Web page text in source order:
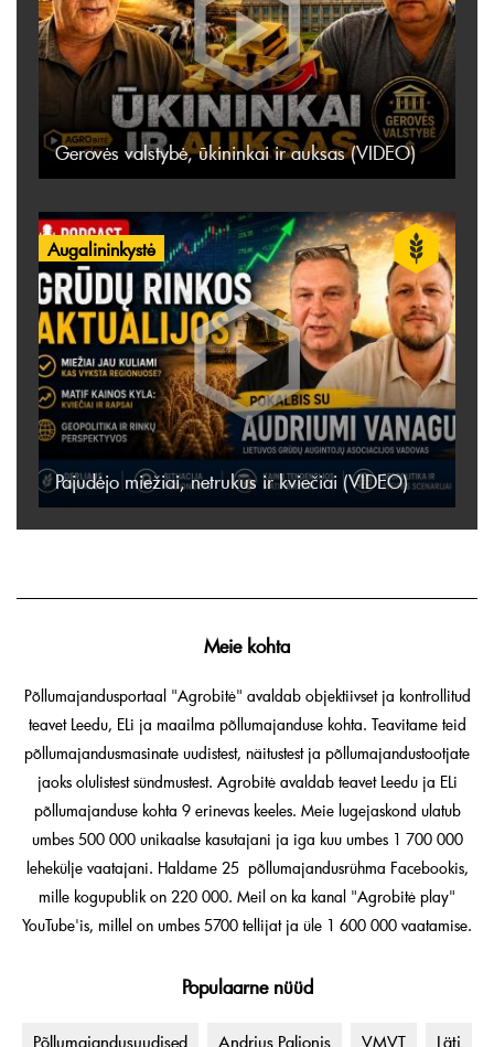
Gerovės valstybė, ūkininkai ir auksas (VIDEO)
Augalininkystė
Pajudėjo miežiai, netrukus ir kviečiai (VIDEO)
Meie kohta
Põllumajandusportaal "Agrobitė" avaldab objektiivset ja kontrollitud
teavet Leedu, ELi ja maailma põllumajanduse kohta. Teavitame teid
põllumajandusmasinate uudistest, näitustest ja põllumajandustootjate
jaoks olulistest sündmustest. Agrobitė avaldab teavet Leedu ja ELi
põllumajanduse kohta 9 erinevas keeles. Meie lugejaskond ulatub
umbes 500 000 unikaalse kasutajani ja iga kuu umbes 1 700 000
lehekülje vaatajani. Haldame 25 põllumajandusrühma Facebookis,
mille kogupublik on 220 000. Meil on ka kanal "Agrobitė play"
YouTube'is, millel on umbes 5700 tellijat ja üle 1 600 000 vaatamise.
Populaarne nüüd
Põllumajandusuudised Andrius Palionis VMVT Läti